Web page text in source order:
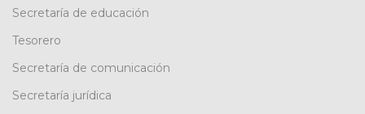
Secretaría de educación
Tesorero
Secretaría de comunicación
Secretaría jurídica